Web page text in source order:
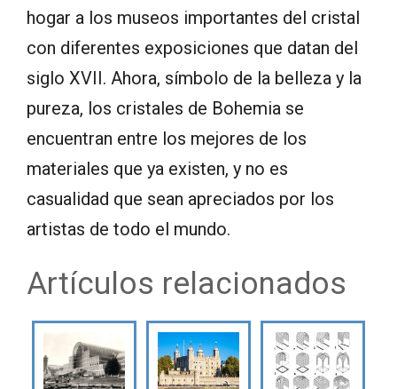
hogar a los museos importantes del cristal
con diferentes exposiciones que datan del
siglo XVII. Ahora, símbolo de la belleza y la
pureza, los cristales de Bohemia se
encuentran entre los mejores de los
materiales que ya existen, y no es
casualidad que sean apreciados por los
artistas de todo el mundo.
Artículos relacionados